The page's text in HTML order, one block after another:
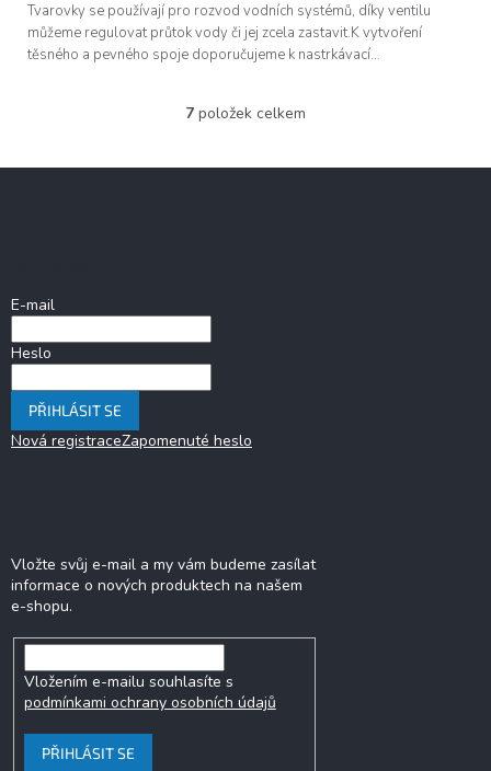
Tvarovky se používají pro rozvod vodních systémů, díky ventilu
můžeme regulovat průtok vody či jej zcela zastavit.K vytvoření
těsného a pevného spoje doporučujeme k nastrkávací...
O
l
p
i
7 položek celkem
E-mail
Heslo
PŘIHLÁSIT SE
Nová registraceZapomenuté heslo
Vložte svůj e-mail a my vám budeme zasílat
informace o nových produktech na našem
e-shopu.
Vložením e-mailu souhlasíte s
podmínkami ochrany osobních údajů
PŘIHLÁSIT SE